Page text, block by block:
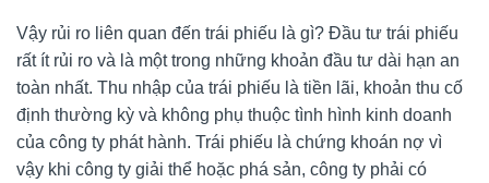
Vậy rủi ro liên quan đến trái phiếu là gì? Đầu tư trái phiếu
rất ít rủi ro và là một trong những khoản đầu tư dài hạn an
toàn nhất. Thu nhập của trái phiếu là tiền lãi, khoản thu cố
định thường kỳ và không phụ thuộc tình hình kinh doanh
của công ty phát hành. Trái phiếu là chứng khoán nợ vì
vậy khi công ty giải thể hoặc phá sản, công ty phải có